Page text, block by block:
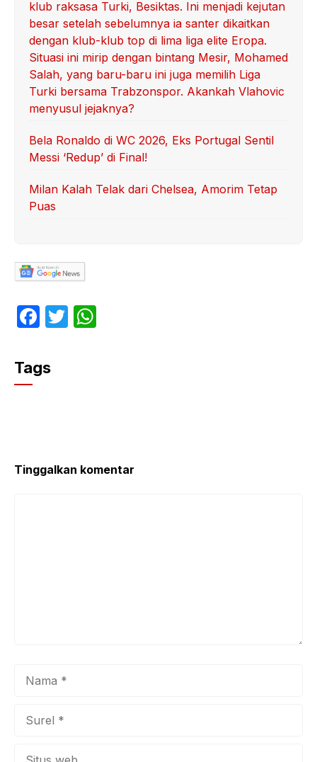
klub raksasa Turki, Besiktas. Ini menjadi kejutan
besar setelah sebelumnya ia santer dikaitkan
dengan klub-klub top di lima liga elite Eropa.
Situasi ini mirip dengan bintang Mesir, Mohamed
Salah, yang baru-baru ini juga memilih Liga
Turki bersama Trabzonspor. Akankah Vlahovic
menyusul jejaknya?
Bela Ronaldo di WC 2026, Eks Portugal Sentil
Messi ‘Redup’ di Final!
Milan Kalah Telak dari Chelsea, Amorim Tetap
Puas
F
c
e
k
T
Tags
Tinggalkan komentar